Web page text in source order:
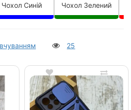
Чохол Синій Чохол Зелений
25